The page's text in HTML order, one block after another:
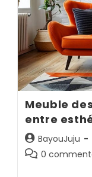
Meuble
entre
BayouJuju
0